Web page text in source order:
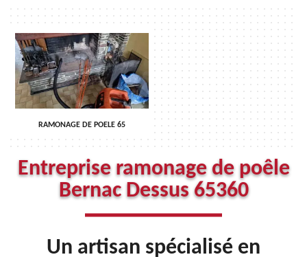
RAMONAGE DE POELE 65
Entreprise ramonage de poêle
Bernac Dessus 65360
Un artisan spécialisé en